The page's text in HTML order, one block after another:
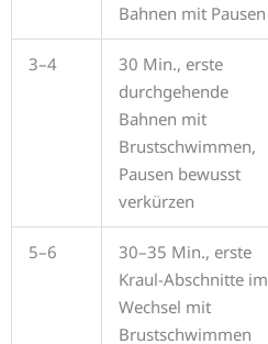
Bahnen mit Pausen
3–4
30 Min., erste
durchgehende
Bahnen mit
Brustschwimmen,
Pausen bewusst
verkürzen
5–6
30–35 Min., erste
Kraul-Abschnitte im
Wechsel mit
Brustschwimmen